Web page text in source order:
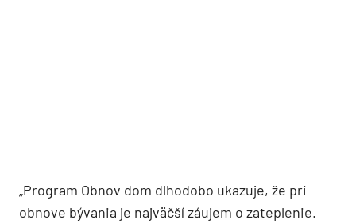
„Program Obnov dom dlhodobo ukazuje, že pri
obnove bývania je najväčší záujem o zateplenie.